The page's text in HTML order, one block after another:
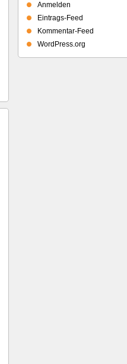
Anmelden
Eintrags-Feed
Kommentar-Feed
WordPress.org